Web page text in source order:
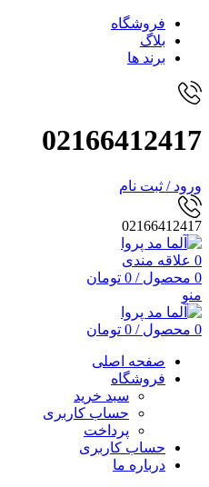
فروشگاه
بلاگ
برند ها
02166412417
ورود / ثبت نام
02166412417
0 علاقه مندی
0 محصول /
0 تومان
منو
0 محصول /
0 تومان
صفحه اصلی
فروشگاه
سبد خرید
حساب کاربری
پرداخت
حساب کاربری
درباره ما